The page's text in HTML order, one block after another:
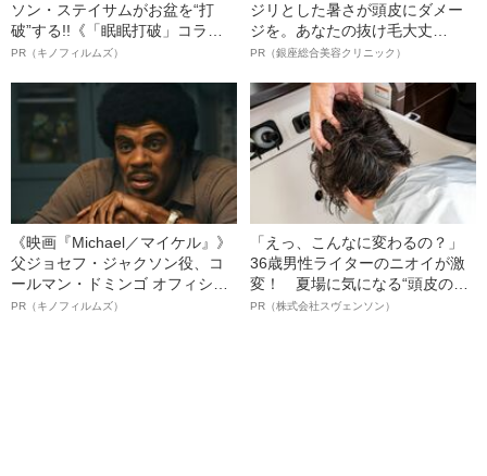
ソン・ステイサムがお盆を“打
破”する!!《「眠眠打破」コラ
ボ》
PR（キノフィルムズ）
ジリとした暑さが頭皮にダメー
ジを。あなたの抜け毛大丈
夫！？
PR（銀座総合美容クリニック）
《映画『Michael／マイケル』》
父ジョセフ・ジャクソン役、コ
ールマン・ドミンゴ オフィシャ
ルインタビュー“観客を魅了した
PR（キノフィルムズ）
「えっ、こんなに変わるの？」
36歳男性ライターのニオイが激
変！ 夏場に気になる“頭皮のニ
オイ”や“ベタつき”を解消す
PR（株式会社スヴェンソン）